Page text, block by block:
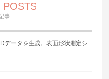
POSTS
事
データを生成。表面形状測定シ